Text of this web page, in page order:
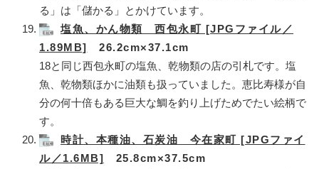
る」は「儲かる」とかけています。
塩魚、かん物類 西包永町 [JPGファイル／
1.89MB] 26.2cm×37.1cm
18と同じ西包永町の塩魚、乾物類の店の引札です。塩
魚、乾物類ほかに油類も扱っていました。恵比寿様が自
分の何十倍もある巨大な鯛を釣り上げためでたい絵柄で
す。
時計、本種油、石炭油 今在家町 [JPGファイ
ル／1.6MB] 25.8cm×37.5cm